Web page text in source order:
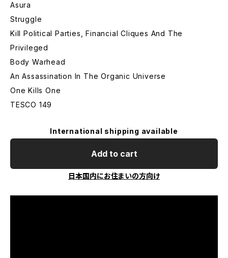
Asura
Struggle
Kill Political Parties, Financial Cliques And The
Privileged
Body Warhead
An Assassination In The Organic Universe
One Kills One
TESCO 149
International shipping available
Add to cart
日本国内にお住まいの方向け